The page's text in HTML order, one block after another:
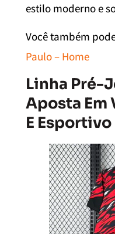
estilo moderno e
Você também
Paulo – Home
Linha Pré-
Aposta Em
E Esportivo